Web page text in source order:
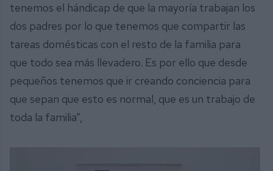
tenemos el hándicap de que la mayoría trabajan los
dos padres por lo que tenemos que compartir las
tareas domésticas con el resto de la familia para
que todo sea más llevadero. Es por ello que desde
pequeños tenemos que ir creando conciencia para
que sepan que esto es normal, que es un trabajo de
toda la familia”,